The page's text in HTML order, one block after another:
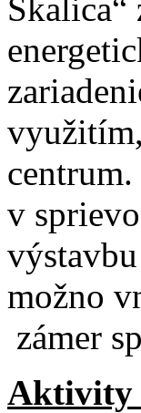
v
možno
zámer
Aktivity